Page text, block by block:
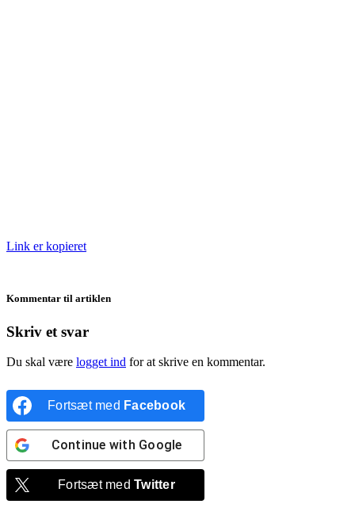
Link er kopieret
Kommentar til artiklen
Skriv et svar
Du skal være logget ind for at skrive en kommentar.
Fortsæt med Facebook
Continue with Google
Fortsæt medTwitter